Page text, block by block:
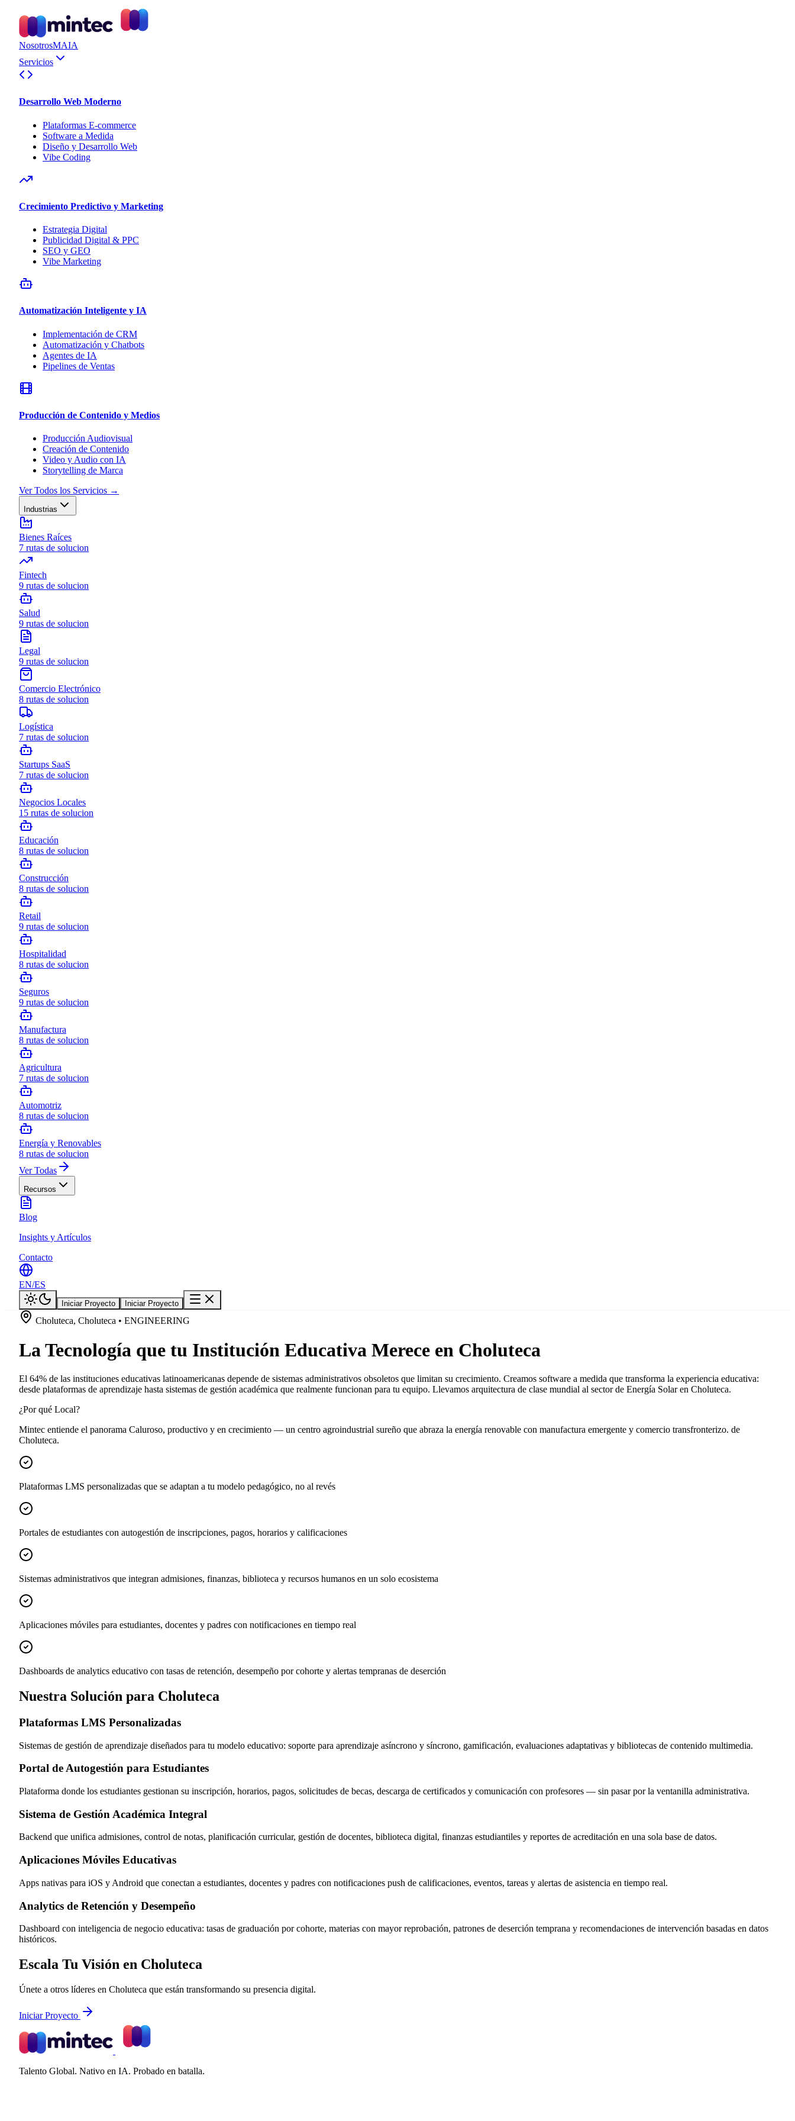
NosotrosMAIA
Servicios
Desarrollo Web Moderno
Plataformas E-commerce
Software a Medida
Diseño y Desarrollo Web
Vibe Coding
Crecimiento Predictivo y Marketing
Estrategia Digital
Publicidad Digital & PPC
SEO y GEO
Vibe Marketing
Automatización Inteligente y IA
Implementación de CRM
Automatización y Chatbots
Agentes de IA
Pipelines de Ventas
Producción de Contenido y Medios
Producción Audiovisual
Creación de Contenido
Video y Audio con IA
Storytelling de Marca
Ver Todos los Servicios →
Industrias
Bienes Raíces
7 rutas de solucion
Fintech
9 rutas de solucion
Salud
9 rutas de solucion
Legal
9 rutas de solucion
Comercio Electrónico
8 rutas de solucion
Logística
7 rutas de solucion
Startups SaaS
7 rutas de solucion
Negocios Locales
15 rutas de solucion
Educación
8 rutas de solucion
Construcción
8 rutas de solucion
Retail
9 rutas de solucion
Hospitalidad
8 rutas de solucion
Seguros
9 rutas de solucion
Manufactura
8 rutas de solucion
Agricultura
7 rutas de solucion
Automotriz
8 rutas de solucion
Energía y Renovables
8 rutas de solucion
Ver Todas
Recursos
Blog
Insights y Artículos
Contacto
EN/ES
Iniciar Proyecto Iniciar Proyecto
Choluteca, Choluteca • ENGINEERING
La Tecnología que tu Institución Educativa Merece en Choluteca
El 64% de las instituciones educativas latinoamericanas depende de sistemas administrativos obsoletos que limitan su crecimiento. Creamos software a medida que transforma la experiencia educativa:
desde plataformas de aprendizaje hasta sistemas de gestión académica que realmente funcionan para tu equipo. Llevamos arquitectura de clase mundial al sector de Energía Solar en Choluteca.
¿Por qué Local?
Mintec entiende el panorama Caluroso, productivo y en crecimiento — un centro agroindustrial sureño que abraza la energía renovable con manufactura emergente y comercio transfronterizo. de
Choluteca.
Plataformas LMS personalizadas que se adaptan a tu modelo pedagógico, no al revés
Portales de estudiantes con autogestión de inscripciones, pagos, horarios y calificaciones
Sistemas administrativos que integran admisiones, finanzas, biblioteca y recursos humanos en un solo ecosistema
Aplicaciones móviles para estudiantes, docentes y padres con notificaciones en tiempo real
Dashboards de analytics educativo con tasas de retención, desempeño por cohorte y alertas tempranas de deserción
Nuestra Solución para Choluteca
Plataformas LMS Personalizadas
Sistemas de gestión de aprendizaje diseñados para tu modelo educativo: soporte para aprendizaje asíncrono y síncrono, gamificación, evaluaciones adaptativas y bibliotecas de contenido multimedia.
Portal de Autogestión para Estudiantes
Plataforma donde los estudiantes gestionan su inscripción, horarios, pagos, solicitudes de becas, descarga de certificados y comunicación con profesores — sin pasar por la ventanilla administrativa.
Sistema de Gestión Académica Integral
Backend que unifica admisiones, control de notas, planificación curricular, gestión de docentes, biblioteca digital, finanzas estudiantiles y reportes de acreditación en una sola base de datos.
Aplicaciones Móviles Educativas
Apps nativas para iOS y Android que conectan a estudiantes, docentes y padres con notificaciones push de calificaciones, eventos, tareas y alertas de asistencia en tiempo real.
Analytics de Retención y Desempeño
Dashboard con inteligencia de negocio educativa: tasas de graduación por cohorte, materias con mayor reprobación, patrones de deserción temprana y recomendaciones de intervención basadas en datos
históricos.
Escala Tu Visión en Choluteca
Únete a otros líderes en Choluteca que están transformando su presencia digital.
Iniciar Proyecto
Talento Global. Nativo en IA. Probado en batalla.